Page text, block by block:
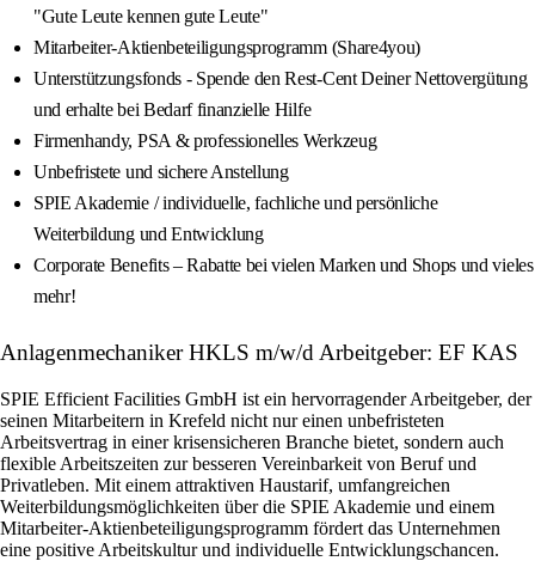
"Gute Leute kennen gute Leute"
Mitarbeiter-Aktienbeteiligungsprogramm (Share4you)
Unterstützungsfonds - Spende den Rest-Cent Deiner Nettovergütung
und erhalte bei Bedarf finanzielle Hilfe
Firmenhandy, PSA & professionelles Werkzeug
Unbefristete und sichere Anstellung
SPIE Akademie / individuelle, fachliche und persönliche
Weiterbildung und Entwicklung
Corporate Benefits – Rabatte bei vielen Marken und Shops und vieles
mehr!
Anlagenmechaniker HKLS m/w/d Arbeitgeber: EF KAS
SPIE Efficient Facilities GmbH ist ein hervorragender Arbeitgeber, der
seinen Mitarbeitern in Krefeld nicht nur einen unbefristeten
Arbeitsvertrag in einer krisensicheren Branche bietet, sondern auch
flexible Arbeitszeiten zur besseren Vereinbarkeit von Beruf und
Privatleben. Mit einem attraktiven Haustarif, umfangreichen
Weiterbildungsmöglichkeiten über die SPIE Akademie und einem
Mitarbeiter-Aktienbeteiligungsprogramm fördert das Unternehmen
eine positive Arbeitskultur und individuelle Entwicklungschancen.